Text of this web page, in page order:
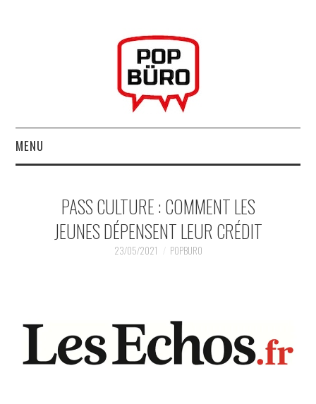
MENU
MUSIQUESACTUELLES.NET
GABBA GABBA HEY !
INDÉPENDANTS
DOKO
PASS CULTURE : COMMENT LES
JEUNES DÉPENSENT LEUR CRÉDIT
23/05/2021 POPBURO